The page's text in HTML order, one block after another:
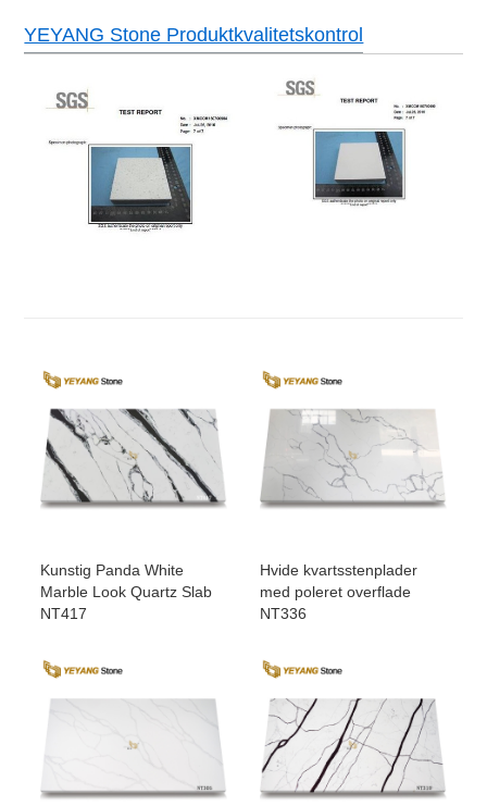
YEYANG Stone Produktkvalitetskontrol
Kunstig Panda White
Marble Look Quartz Slab
NT417
Hvide kvartsstenplader
med poleret overflade
NT336